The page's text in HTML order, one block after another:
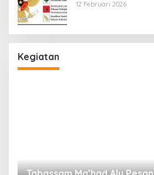
12 Februari 2026
Kegiatan